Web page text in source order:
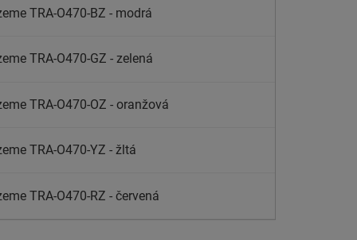
TRA-O470-BZ - modrá
TRA-O470-GZ - zelená
TRA-O470-OZ - oranžová
TRA-O470-YZ - žltá
TRA-O470-RZ - červená